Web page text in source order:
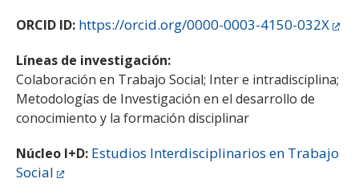
ORCID ID: https://orcid.org/0000-0003-4150-032X
Líneas de investigación:
Colaboración en Trabajo Social; Inter e intradisciplina;
Metodologías de Investigación en el desarrollo de
conocimiento y la formación disciplinar
Núcleo I+D: Estudios Interdisciplinarios en Trabajo
Social